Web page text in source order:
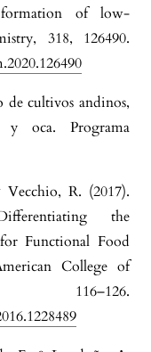
of low-
318, 126490.
cultivos andinos,
y oca. Programa
R. (2017).
the
Functional Food
College of